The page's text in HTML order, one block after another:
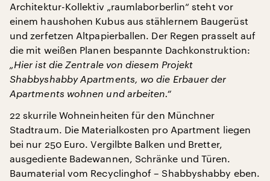
Architektur-Kollektiv „raumlaborberlin“ steht vor
einem haushohen Kubus aus stählernem Baugerüst
und zerfetzen Altpapierballen. Der Regen prasselt auf
die mit weißen Planen bespannte Dachkonstruktion:
„Hier ist die Zentrale von diesem Projekt
Shabbyshabby Apartments, wo die Erbauer der
Apartments wohnen und arbeiten.“
22 skurrile Wohneinheiten für den Münchner
Stadtraum. Die Materialkosten pro Apartment liegen
bei nur 250 Euro. Vergilbte Balken und Bretter,
ausgediente Badewannen, Schränke und Türen.
Baumaterial vom Recyclinghof – Shabbyshabby eben.